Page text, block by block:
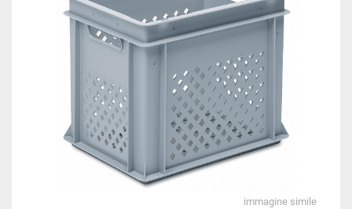
immagine simile